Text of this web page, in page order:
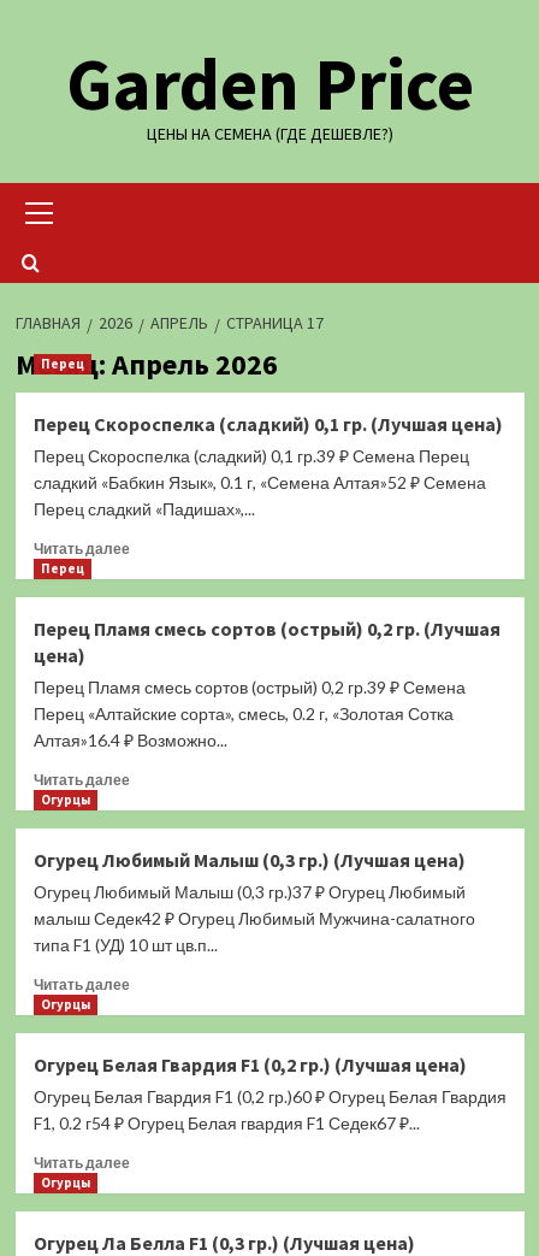
содержимомуGarden Price
ЦЕНЫ НА СЕМЕНА (ГДЕ ДЕШЕВЛЕ?)
меню
ГЛАВНАЯ 2026 АПРЕЛЬ СТРАНИЦА 17
Месяц:Апрель 2026
Перец
Перец Скороспелка (сладкий) 0,1 гр. (Лучшая цена)
Перец Скороспелка (сладкий) 0,1 гр.39 ₽ Семена Перец
сладкий «Бабкин Язык», 0.1 г, «Семена Алтая»52 ₽ Семена
Перец сладкий «Падишах»,...
Читать далееПрочитать
Скороспелка
0,1
гр.
цена)
Перец
Перец Пламя смесь сортов (острый) 0,2 гр. (Лучшая
цена)
Перец Пламя смесь сортов (острый) 0,2 гр.39 ₽ Семена
Перец «Алтайские сорта», смесь, 0.2 г, «Золотая Сотка
Алтая»16.4 ₽ Возможно...
Читать далееПрочитать
Пламя
смесь
сортов
(острый)
гр.
Огурцы
Огурец Любимый Малыш (0,3 гр.) (Лучшая цена)
Огурец Любимый Малыш (0,3 гр.)37 ₽ Огурец Любимый
малыш Седек42 ₽ Огурец Любимый Мужчина-салатного
типа F1 (УД) 10 шт цв.п...
Читать далееПрочитать
Любимый
Малыш
(0,3
(Лучшая
Огурцы
Огурец Белая Гвардия F1 (0,2 гр.) (Лучшая цена)
Огурец Белая Гвардия F1 (0,2 гр.)60 ₽ Огурец Белая Гвардия
F1, 0.2 г54 ₽ Огурец Белая гвардия F1 Седек67 ₽...
Читать далееПрочитать
Белая
Огурцы
Огурец Ла Белла F1 (0,3 гр.) (Лучшая цена)